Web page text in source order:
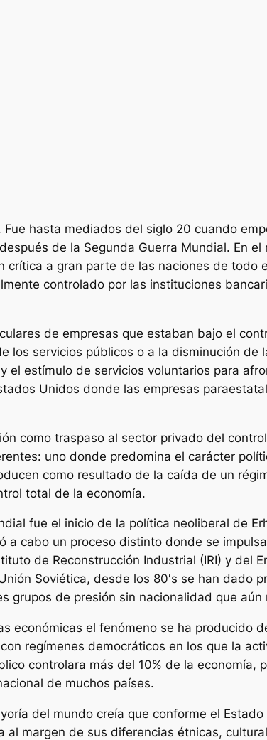
hasta mediados del siglo 20 cuando
de la Segunda Guerra Mundial. En el
a gran parte de las naciones de todo
controlado por las instituciones
de empresas que estaban bajo el
los servicios públicos o a la disminución de
estímulo de servicios voluntarios para
Unidos donde las empresas
como traspaso al sector privado del
uno donde predomina el carácter
como resultado de la caída de un
total de la economía.
fue el inicio de la política neoliberal de
a cabo un proceso distinto donde se
de Reconstrucción Industrial (IRI) y del
Soviética, desde los 80′s se han dado
grupos de presión sin nacionalidad que aún
económicas el fenómeno se ha producido
regímenes democráticos en los que la
controlara más del 10% de la economía,
de muchos países.
del mundo creía que conforme el
margen de sus diferencias étnicas,